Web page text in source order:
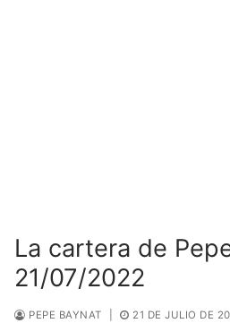
La cartera de
21/07/2022
PEPE BAYNAT 21 DE JULIO DE